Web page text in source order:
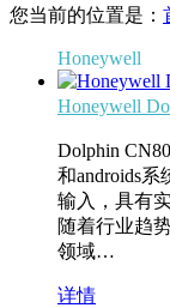
您当前的位置是：
Honeywell
Honeywell
Dolphin
和androids系
输入，具有
随着行业趋势
领域…
详情